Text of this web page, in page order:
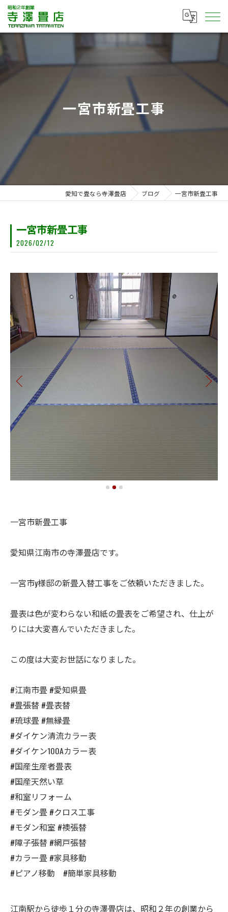
一宮市新畳工事
愛知で畳なら寺澤畳店 ブログ 一宮市新畳工事
一宮市新畳工事
2026/02/12
一宮市新畳工事
愛知県江南市の寺澤畳店です。
一宮市y様邸の新畳入替工事をご依頼いただきました。
畳表は色が変わらない和紙の畳表をご希望され、仕上が
りには大変喜んでいただきました。
この度は大変お世話になりました。
#江南市畳 #愛知県畳
#畳張替 #畳表替
#琉球畳 #無縁畳
#ダイケン清流カラー表
#ダイケン100Aカラー表
#国産生産者畳表
#国産天然い草
#和室リフォーム
#モダン畳 #クロス工事
#モダン和室 #襖張替
#障子張替 #網戸張替
#カラー畳 #家具移動
#ピアノ移動 #簡単家具移動
江南駅から徒歩１分の寺澤畳店は、昭和２年の創業から